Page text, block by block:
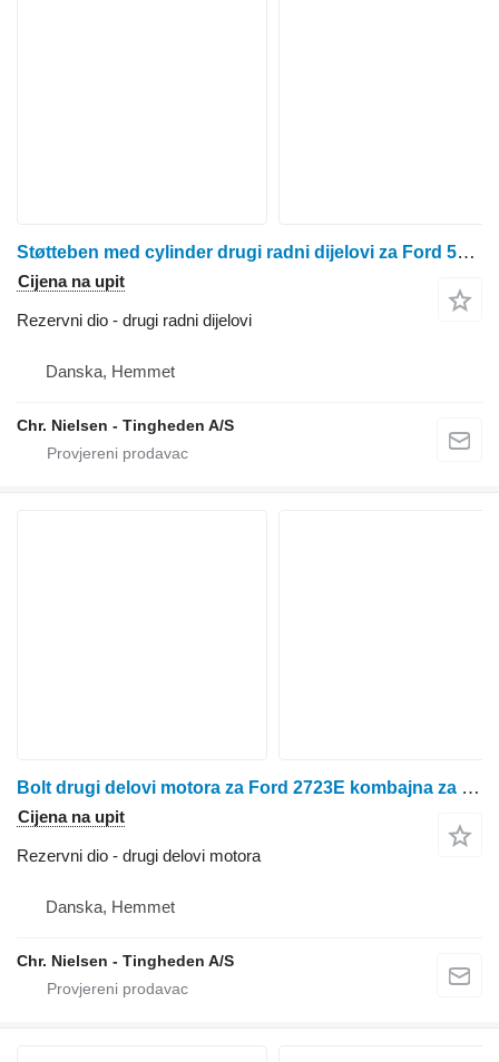
Støtteben med cylinder drugi radni dijelovi za Ford 550 kombajna za žito
Cijena na upit
Rezervni dio - drugi radni dijelovi
Danska, Hemmet
Chr. Nielsen - Tingheden A/S
Bolt drugi delovi motora za Ford 2723E kombajna za žito
Cijena na upit
Rezervni dio - drugi delovi motora
Danska, Hemmet
Chr. Nielsen - Tingheden A/S